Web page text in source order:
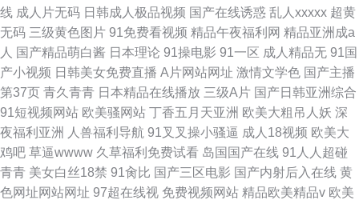
线 成人片无码 日韩成人极品视频 国产在线诱惑 乱人xxxxx 超黄
无码 三级黄色图片 91免费看视频 精品午夜福利网 精品亚洲成a
人 国产精品萌白酱 日本理论 91操电影 91一区 成人精品无 91国
产小视频 日韩美女免费直播 A片网站网址 激情文学色 国产主播
第37页 青久青青 日本精品在线播放 三级A片 国产日韩亚洲综合
91短视频网站 欧美骚网站 丁香五月天亚洲 欧美大粗吊人妖 深
夜福利亚洲
人兽福利导航 91叉叉操小骚逼 成人18视频 欧美大
鸡吧 草逼wwww 久草福利免费试看 岛国国产在线 91人人超碰
青青 美女白丝18禁 91肏比 国产三区电影 国产内射后入在线 黄
色网址网站网址 97超在线视 免费视频网站 精品欧美精品v 欧美